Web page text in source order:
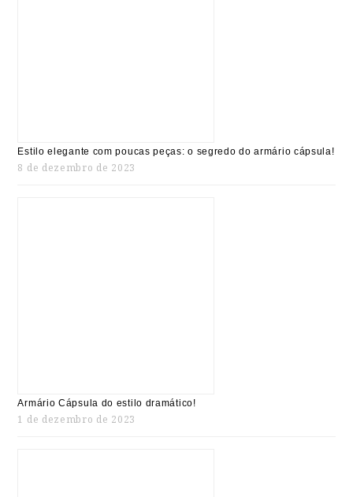
Estilo elegante com poucas peças: o segredo do armário cápsula!
8 de dezembro de 2023
Armário Cápsula do estilo dramático!
1 de dezembro de 2023